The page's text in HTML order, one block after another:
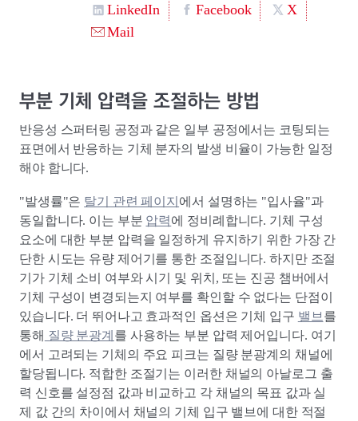
LinkedIn Facebook
X
Mail
부분 기체 압력을 조절하는 방법
반응성 스퍼터링 공정과 같은 일부 공정에서는 코팅되는
표면에서 반응하는 기체 분자의 발생 비율이 가능한 일정
해야 합니다.
"발생률"은 탈기 관련 페이지 에서 설명하는 "입사율"과
동일합니다. 이는 부분 압력에 정비례합니다. 기체 구성
요소에 대한 부분 압력을 일정하게 유지하기 위한 가장 간
단한 시도는 유량 제어기를 통한 조절입니다. 하지만 조절
기가 기체 소비 여부와 시기 및 위치, 또는 진공 챔버에서
기체 구성이 변경되는지 여부를 확인할 수 없다는 단점이
있습니다. 더 뛰어나고 효과적인 옵션은 기체 입구 밸브 를
통해 질량 분광계 를 사용하는 부분 압력 제어입니다. 여기
에서 고려되는 기체의 주요 피크는 질량 분광계의 채널에
할당됩니다. 적합한 조절기는 이러한 채널의 아날로그 출
력 신호를 설정점 값과 비교하고 각 채널의 목표 값과 실
제 값 간의 차이에서 채널의 기체 입구 밸브에 대한 적절